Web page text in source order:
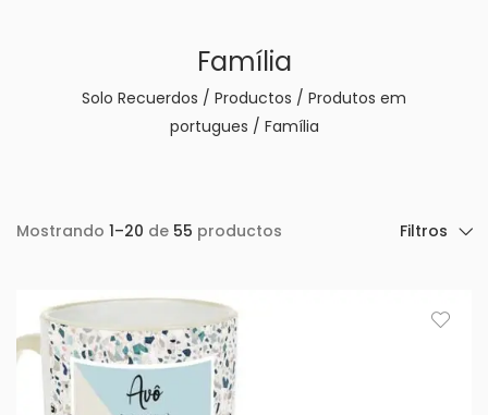
Família
Solo Recuerdos / Productos / Produtos em
portugues / Família
Mostrando 1–20 de 55 productos Filtros